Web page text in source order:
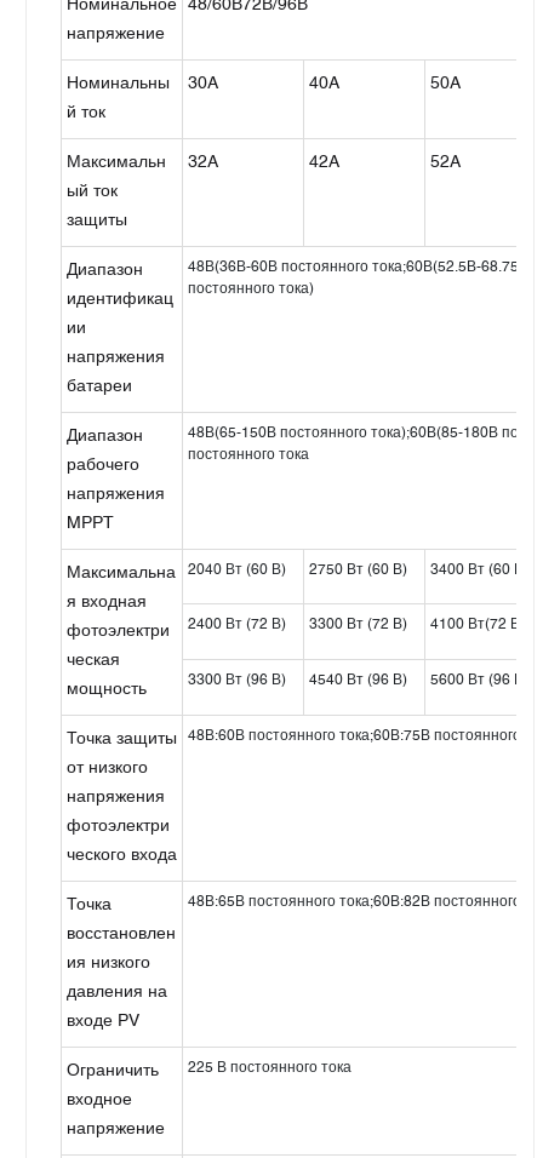
Номинальное
напряжение
48/60В72В/96В
Номинальны
й ток
30A 40A 50A
Максимальн
ый ток
защиты
32A 42A 52A
Диапазон
идентификац
ии
напряжения
батареи
48В(36В-60В постоянного тока;60В(52.5В-68.75В
постоянного тока)
Диапазон
рабочего
напряжения
MPPT
48В(65-150В постоянного тока);60В(85-180В
постоянного тока
Максимальна
я входная
фотоэлектри
ческая
мощность
2040 Вт (60 В) 2750 Вт (60 В) 3400 Вт (60 В)
2400 Вт (72 В) 3300 Вт (72 В) 4100 Вт(72 Вт)
3300 Вт (96 В) 4540 Вт (96 В) 5600 Вт (96 В)
Точка защиты
от низкого
напряжения
фотоэлектри
ческого входа
48В:60В постоянного тока;60В:75В постоянного
Точка
восстановлен
ия низкого
давления на
входе PV
48В:65В постоянного тока;60В:82В постоянного
Ограничить
входное
напряжение
225 В постоянного тока